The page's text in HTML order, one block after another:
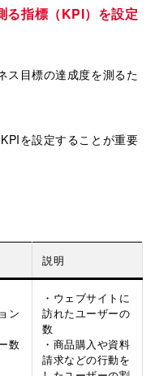
る指標（KPI）を設定
ス目標の達成度を測るた
を設定することが重要
説明
ン
数
・ウェブサイトに
訪れたユーザーの
数
・商品購入や資料
請求などの行動を